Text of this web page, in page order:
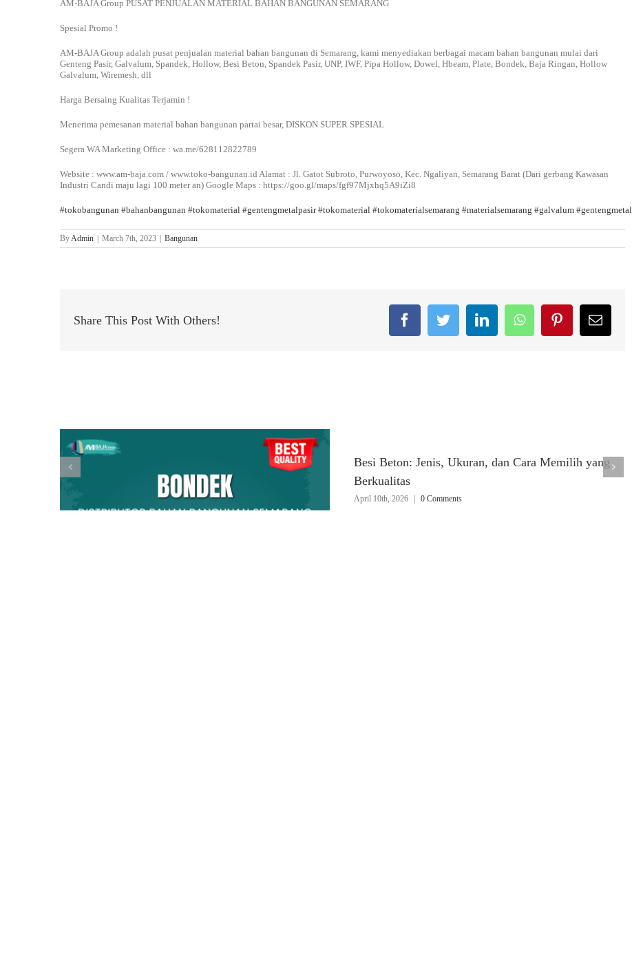
AM-BAJA Group PUSAT PENJUALAN MATERIAL BAHAN BANGUNAN SEMARANG
Spesial Promo !
AM-BAJA Group adalah pusat penjualan material bahan bangunan di Semarang, kami menyediakan berbagai macam bahan bangunan mulai dari
Genteng Pasir, Galvalum, Spandek, Hollow, Besi Beton, Spandek Pasir, UNP, IWF, Pipa Hollow, Dowel, Hbeam, Plate, Bondek, Baja Ringan, Hollow
Galvalum, Wiremesh, dll
Harga Bersaing Kualitas Terjamin !
Menerima pemesanan material bahan bangunan partai besar, DISKON SUPER SPESIAL
Segera WA Marketing Office : wa.me/628112822789
Website : www.am-baja.com / www.toko-bangunan.id Alamat : Jl. Gatot Subroto, Purwoyoso, Kec. Ngaliyan, Semarang Barat (Dari gerbang Kawasan
Industri Candi maju lagi 100 meter an) Google Maps : https://goo.gl/maps/fgf97Mjxhq5A9iZi8
#tokobangunan #bahanbangunan #tokomaterial #gentengmetalpasir #tokomaterial #tokomaterialsemarang #materialsemarang #galvalum #gentengmetal
ByAdmin | March 7th, 2023 | Bangunan
Share This Post With Others! FacebookTwitterLinkedInWhatsAppPinterestEmail